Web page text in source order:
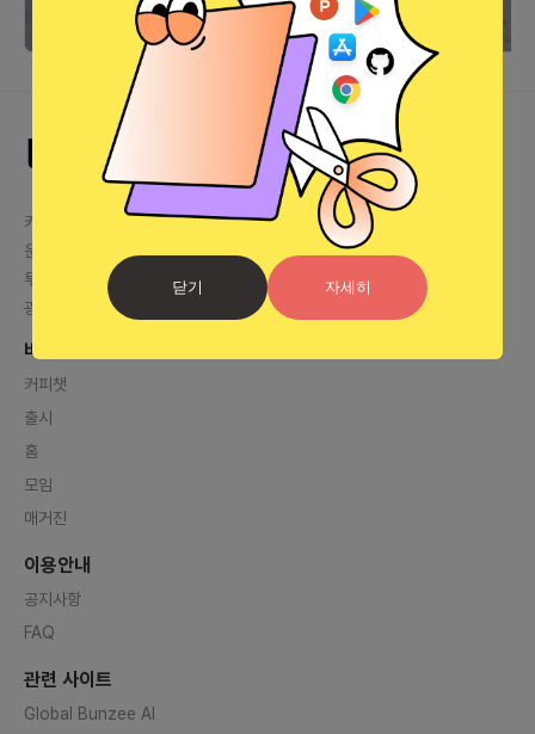
닫기 자세히
가다를 10분 만에 끝내는 법
별 심사 조건과 패스 팁
카톡 문의
카톡 링크
운영자 상담
투자플랫폼 문의
help@letspl.me
광고 문의
바로가기
커피챗
출시
홈
모임
매거진
이용안내
공지사항
FAQ
관련 사이트
Global Bunzee AI